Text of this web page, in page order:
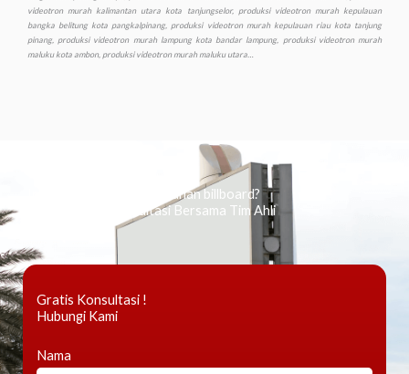
Ingin tahu tentang periklanan billboard?
Kami Berikan Konsultasi Bersama Tim Ahli
Gratis Konsultasi !
Hubungi Kami
Nama